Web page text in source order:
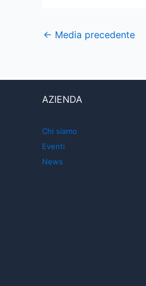
← Media precedente
AZIENDA
Chi siamo
Eventi
News